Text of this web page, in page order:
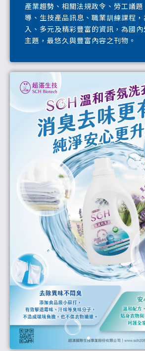
產業趨勢、相關法規政令、勞工議
導、生技產品訊息、職業訓練課程
入、多元及精彩豐富的資訊，為國
主題，最悠久與豐富內容之刊物。